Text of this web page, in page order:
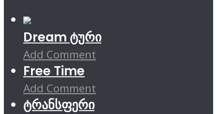
Dream ტური
Add Comment
Free Time
Add Comment
ტრანსფერი